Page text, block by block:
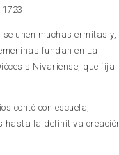
unen muchas ermitas y,
fundan en La
Nivariense, que fija
contó con escuela,
hasta la definitiva